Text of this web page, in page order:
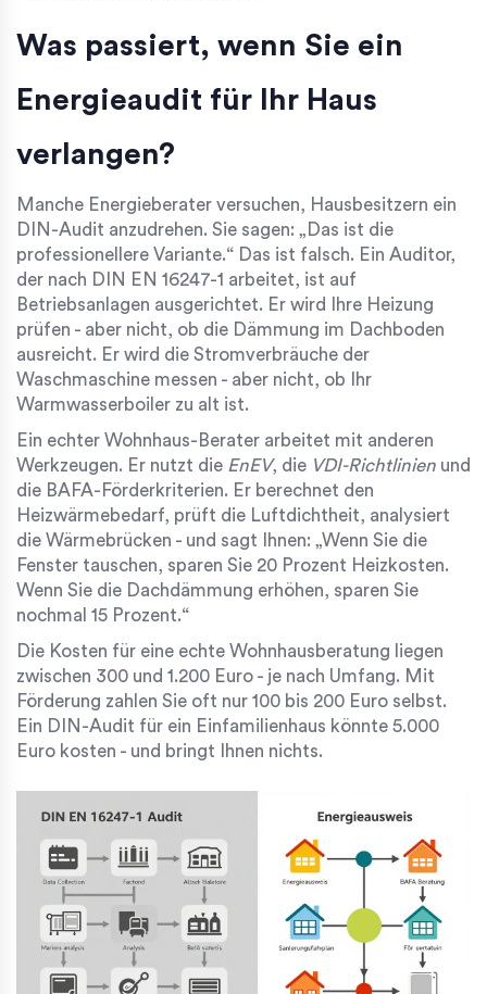
Was passiert, wenn Sie ein
Energieaudit für Ihr Haus
verlangen?
Manche Energieberater versuchen, Hausbesitzern ein
DIN-Audit anzudrehen. Sie sagen: „Das ist die
professionellere Variante.“ Das ist falsch. Ein Auditor,
der nach DIN EN 16247-1 arbeitet, ist auf
Betriebsanlagen ausgerichtet. Er wird Ihre Heizung
prüfen - aber nicht, ob die Dämmung im Dachboden
ausreicht. Er wird die Stromverbräuche der
Waschmaschine messen - aber nicht, ob Ihr
Warmwasserboiler zu alt ist.
Ein echter Wohnhaus-Berater arbeitet mit anderen
Werkzeugen. Er nutzt die EnEV, die VDI-Richtlinien und
die BAFA-Förderkriterien. Er berechnet den
Heizwärmebedarf, prüft die Luftdichtheit, analysiert
die Wärmebrücken - und sagt Ihnen: „Wenn Sie die
Fenster tauschen, sparen Sie 20 Prozent Heizkosten.
Wenn Sie die Dachdämmung erhöhen, sparen Sie
nochmal 15 Prozent.“
Die Kosten für eine echte Wohnhausberatung liegen
zwischen 300 und 1.200 Euro - je nach Umfang. Mit
Förderung zahlen Sie oft nur 100 bis 200 Euro selbst.
Ein DIN-Audit für ein Einfamilienhaus könnte 5.000
Euro kosten - und bringt Ihnen nichts.